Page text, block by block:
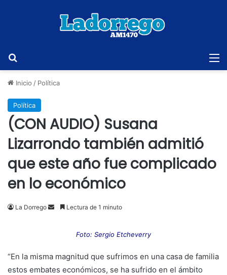
Inicio / Política
Política
(CON AUDIO) Susana
Lizarrondo también admitió
que este año fue complicado
en lo económico
La Dorrego
SendLectura de 1 minuto
Foto: Sergio Etcheverry
“En la misma magnitud que sufrimos en una casa de familia
estos embates económicos, se ha sufrido en el ámbito